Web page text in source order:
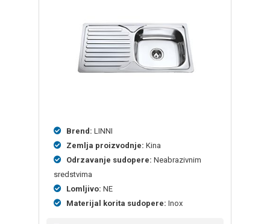
Brend: LINNI
Zemlja proizvodnje: Kina
Odrzavanje sudopere: Neabrazivnim
sredstvima
Lomljivo: NE
Materijal korita sudopere: Inox